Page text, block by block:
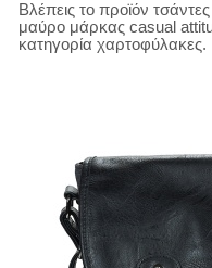
Βλέπεις το προϊόν
μαύρο μάρκας casual
κατηγορία χαρτοφύλακες.